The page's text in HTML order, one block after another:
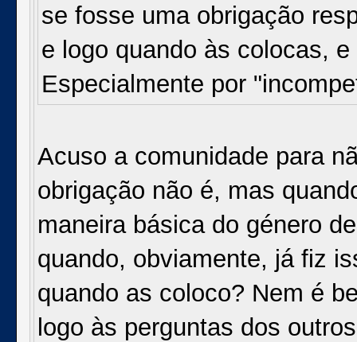
se fosse uma obrigação
e logo quando às colocas,
Especialmente por
Acuso a comunidade para
obrigação não é, mas
maneira básica do género
quando, obviamente, já fiz
quando as coloco? Nem é
logo às perguntas dos